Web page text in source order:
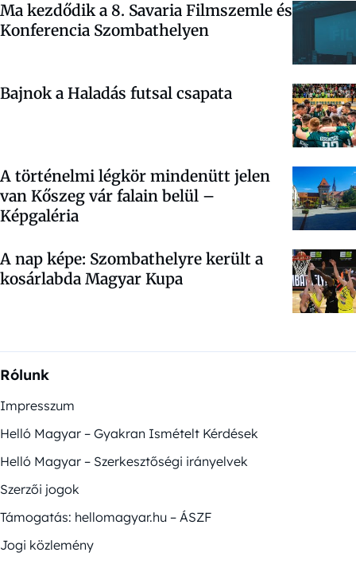
Ma kezdődik a 8. Savaria Filmszemle és
Konferencia Szombathelyen
Bajnok a Haladás futsal csapata
A történelmi légkör mindenütt jelen
van Kőszeg vár falain belül –
Képgaléria
A nap képe: Szombathelyre került a
kosárlabda Magyar Kupa
Rólunk
Impresszum
Helló Magyar – Gyakran Ismételt Kérdések
Helló Magyar – Szerkesztőségi irányelvek
Szerzői jogok
Támogatás: hellomagyar.hu – ÁSZF
Jogi közlemény